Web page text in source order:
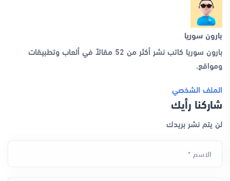
بارون سوريا
بارون سوريا كاتب نشر أكثر من 52 مقالاً في ألعاب وتطبيقات
ومواقع.
الملف الشخصي
شاركنا رأيك
لن يتم نشر بريدك
الاسم *